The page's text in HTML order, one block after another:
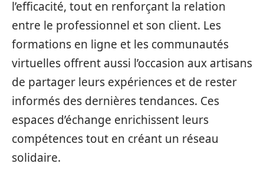
l’efficacité, tout en renforçant la relation
entre le professionnel et son client. Les
formations en ligne et les communautés
virtuelles offrent aussi l’occasion aux artisans
de partager leurs expériences et de rester
informés des dernières tendances. Ces
espaces d’échange enrichissent leurs
compétences tout en créant un réseau
solidaire.